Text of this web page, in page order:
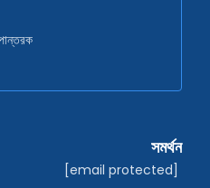
সমর্থন
[email protected]